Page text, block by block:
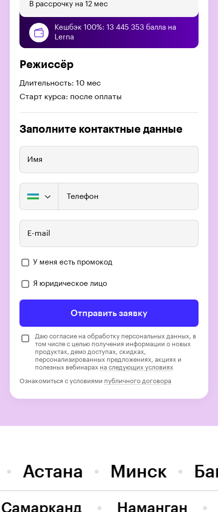
В рассрочку на 12 мес
Кешбэк 100%: 13 445 353 балла на
Lerna
Режиссёр
Длительность: 10 мес
Старт курса: после оплаты
Заполните контактные данные
Имя
Телефон
E-mail
У меня есть промокод
Я юридическое лицо
Отправить заявку
Даю согласие на обработку персональных данных, в
том числе с целью получения информации о новых
продуктах, демо доступах, скидках,
персонализированных предложениях, акциях и
полезных вебинарах на следующих условиях
Ознакомиться с условиями публичного договора
Астана Минск
Наманган
Самарканд